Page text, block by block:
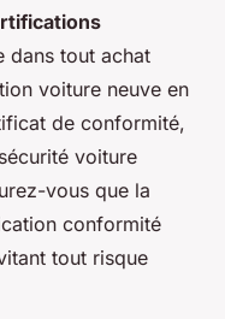
dans tout achat
voiture neuve en
de conformité,
voiture
vous que la
conformité
tout risque